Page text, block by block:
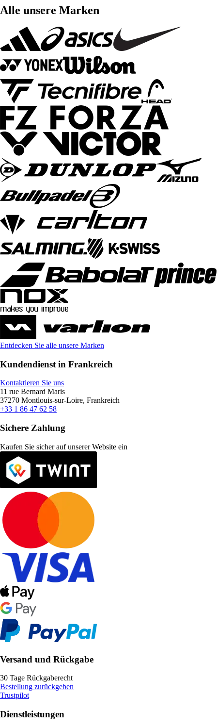
Alle unsere Marken
Entdecken Sie alle unsere Marken
Kundendienst in Frankreich
Kontaktieren Sie uns
11 rue Bernard Maris
37270 Montlouis-sur-Loire, Frankreich
+33 1 86 47 62 58
Sichere Zahlung
Kaufen Sie sicher auf unserer Website ein
Versand und Rückgabe
30 Tage Rückgaberecht
Bestellung zurückgeben
Trustpilot
Dienstleistungen